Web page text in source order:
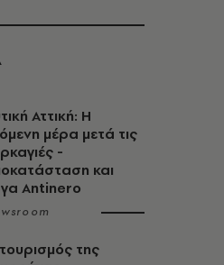
Αττική: Η
μέρα μετά τις
-
και
Antinero
της